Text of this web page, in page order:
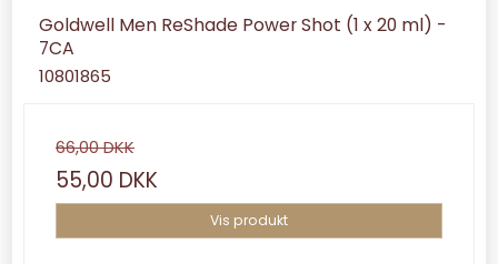
Goldwell Men ReShade Power Shot (1 x 20 ml) -
7CA
10801865
66,00 DKK
55,00 DKK
Vis produkt